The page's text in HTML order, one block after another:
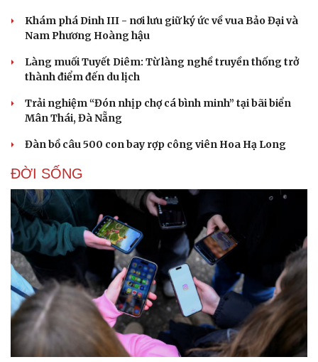
Du lịch
Tư vấn
Săn Tour
check-in
Podcast
Câu chuyện thời sự
Đọc truyện đêm khuya
Cửa sổ tình yêu
Kể chuyện cho bé
Hạt giống tâm hồn
Khám phá Dinh III - nơi lưu giữ ký ức về vua Bảo Đại và
Nam Phương Hoàng hậu
Làng muối Tuyết Diêm: Từ làng nghề truyền thống trở
thành điểm đến du lịch
Trải nghiệm “Đón nhịp chợ cá bình minh” tại bãi biển
Mân Thái, Đà Nẵng
Đàn bồ câu 500 con bay rợp công viên Hoa Hạ Long
ĐỜI SỐNG